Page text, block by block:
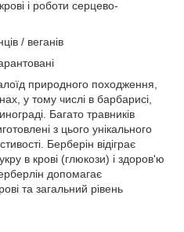
і роботи серцево-
/ веганів
природного походження,
у тому числі в барбарисі,
Багато травників
з цього унікального
Берберін відіграє
в крові (глюкози) і здоров'ю
допомагає
та загальний рівень